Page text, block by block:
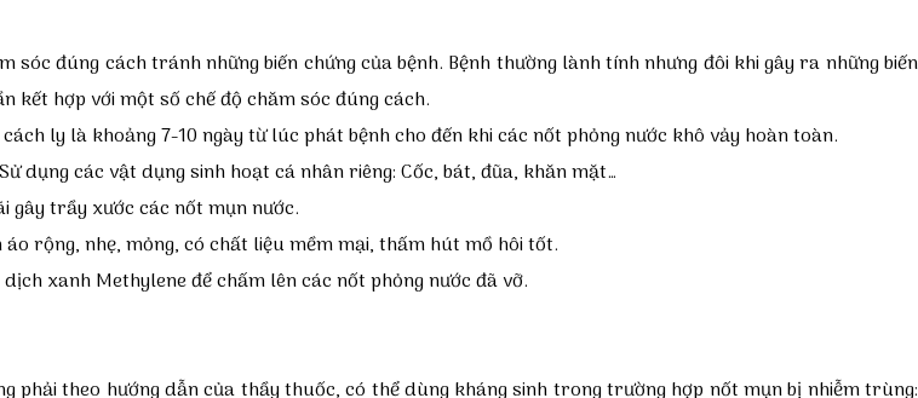
sóc đúng cáchtránh những biến chứng của bệnh. Bệnh thường lành tính nhưng đôi khi gây ra những biến
kết hợp với một số chế độ chăm sóc đúng cách.
ly là khoảng 7-10 ngày từ lúc phát bệnh cho đến khi các nốt phỏng nước khô vảy hoàn toàn.
các vật dụng sinh hoạt cá nhân riêng: Cốc, bát, đũa, khăn mặt…
gây trầy xước các nốt mụn nước.
rộng, nhẹ, mỏng, có chất liệu mềm mại, thấm hút mồ hôi tốt.
xanh Methylene để chấm lên các nốt phỏng nước đã vỡ.
theo hướng dẫn của thầy thuốc, có thể dùng kháng sinh trong trường hợp nốt mụn bị nhiễm trùng: